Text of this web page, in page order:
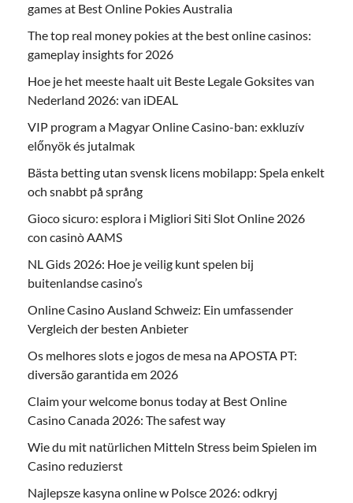
games at Best Online Pokies Australia
The top real money pokies at the best online casinos:
gameplay insights for 2026
Hoe je het meeste haalt uit Beste Legale Goksites van
Nederland 2026: van iDEAL
VIP program a Magyar Online Casino-ban: exkluzív
előnyök és jutalmak
Bästa betting utan svensk licens mobilapp: Spela enkelt
och snabbt på språng
Gioco sicuro: esplora i Migliori Siti Slot Online 2026
con casinò AAMS
NL Gids 2026: Hoe je veilig kunt spelen bij
buitenlandse casino’s
Online Casino Ausland Schweiz: Ein umfassender
Vergleich der besten Anbieter
Os melhores slots e jogos de mesa na APOSTA PT:
diversão garantida em 2026
Claim your welcome bonus today at Best Online
Casino Canada 2026: The safest way
Wie du mit natürlichen Mitteln Stress beim Spielen im
Casino reduzierst
Najlepsze kasyna online w Polsce 2026: odkryj